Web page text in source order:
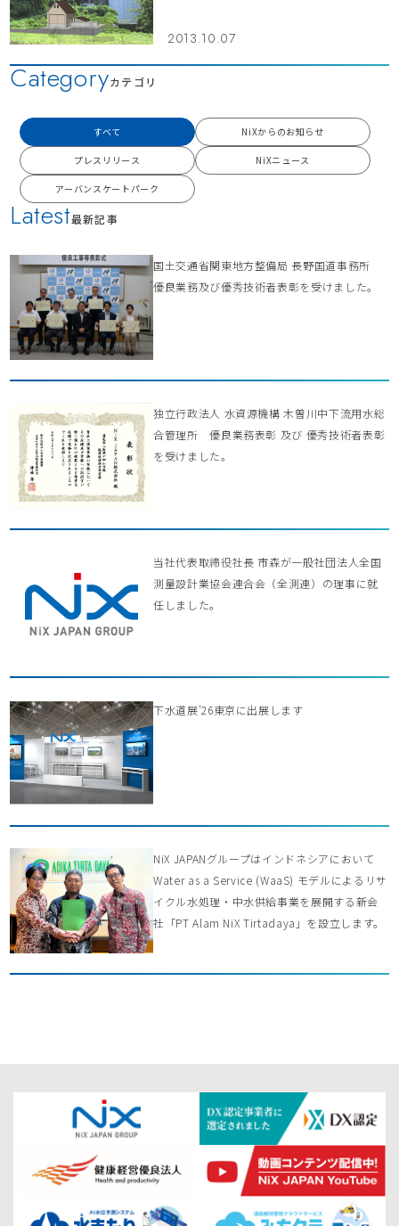
2013.10.07
Latest最新記事
国土交通省関東地方整備局 長野国道事務所
優良業務及び優秀技術者表彰を受けました。
独立行政法人 水資源機構 木曽川中下流用水総
合管理所 優良業務表彰 及び 優秀技術者表彰
を受けました。
当社代表取締役社長 市森が一般社団法人全国
測量設計業協会連合会（全測連）の理事に就
任しました。
下水道展’26東京に出展します
NiX JAPANグループはインドネシアにおいて
Water as a Service (WaaS) モデルによるリサ
イクル水処理・中水供給事業を展開する新会
社「PT Alam NiX Tirtadaya」を設立します。
Categoryカテゴリ
すべて NiXからのお知らせ
プレスリリース NiXニュース
アーバンスケートパーク